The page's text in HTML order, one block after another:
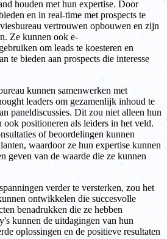
houden met hun expertise. Door
en in real-time met prospects te
vertrouwen opbouwen en zijn
Ze kunnen ook e-
om leads te koesteren en
te bieden aan prospects die interesse
kunnen samenwerken met
leaders om gezamenlijk inhoud te
paneldiscussies. Dit zou niet alleen hun
ook positioneren als leiders in het veld.
of beoordelingen kunnen
waardoor ze hun expertise kunnen
geven van de waarde die ze kunnen
verder te versterken, zou het
ontwikkelen die succesvolle
benadrukken die ze hebben
kunnen de uitdagingen van hun
oplossingen en de positieve resultaten